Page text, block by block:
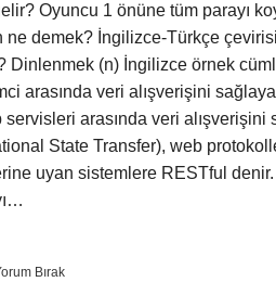
Oyuncu 1 önüne tüm parayı
demek? İngilizce-Türkçe
Dinlenmek (n) İngilizce örnek
arasında veri alışverişini
arasında veri
State Transfer), web
uyan sistemlere RESTful
Bırak